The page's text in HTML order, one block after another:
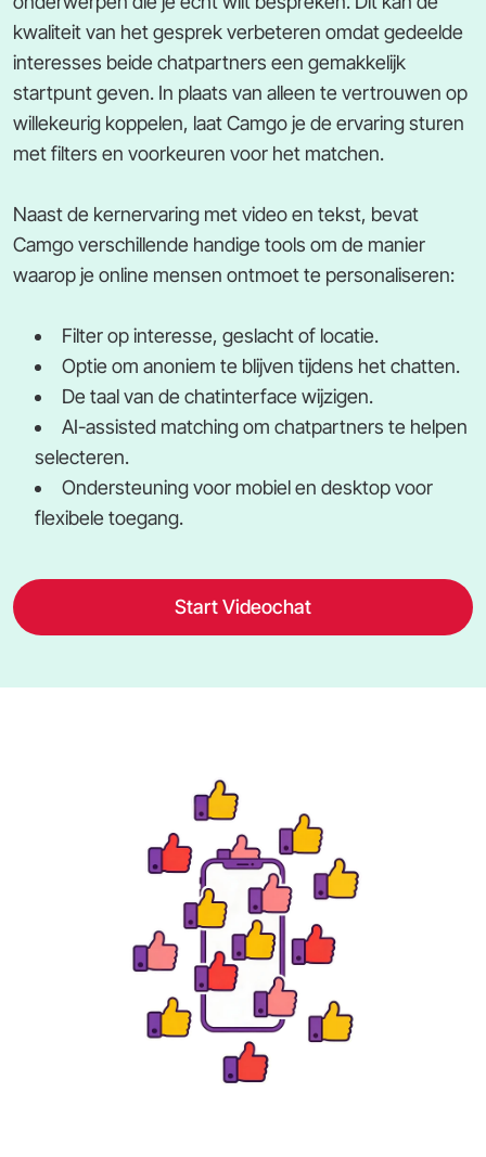
kwaliteit van het gesprek verbeteren omdat gedeelde
interesses beide chatpartners een gemakkelijk
startpunt geven. In plaats van alleen te vertrouwen op
willekeurig koppelen, laat Camgo je de ervaring sturen
met filters en voorkeuren voor het matchen.
Naast de kernervaring met video en tekst, bevat
Camgo verschillende handige tools om de manier
waarop je online mensen ontmoet te personaliseren:
Filter op interesse, geslacht of locatie.
Optie om anoniem te blijven tijdens het chatten.
De taal van de chatinterface wijzigen.
AI-assisted matching om chatpartners te helpen
selecteren.
Ondersteuning voor mobiel en desktop voor
flexibele toegang.
Start Videochat